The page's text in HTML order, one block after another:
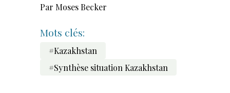
Par Moses Becker
Mots clés:
#Kazakhstan
#Synthèse situation Kazakhstan